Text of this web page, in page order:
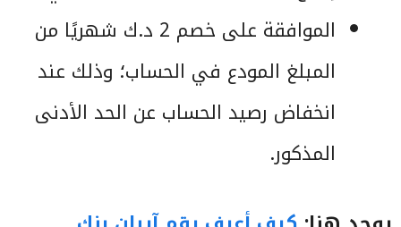
الموافقة على خصم 2 د.ك شهريًا من
المبلغ المودع في الحساب؛ وذلك عند
انخفاض رصيد الحساب عن الحد الأدنى
المذكور.